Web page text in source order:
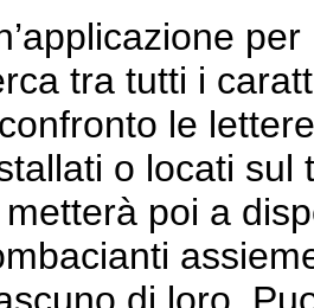
tra tutti i
le
o locati sul
poi a